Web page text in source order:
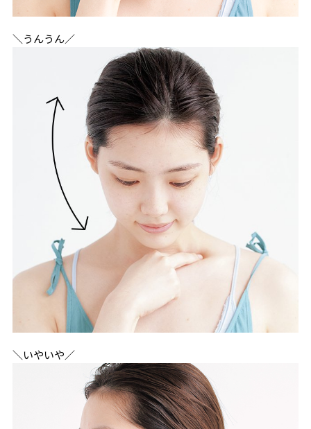
＼うんうん／
＼いやいや／